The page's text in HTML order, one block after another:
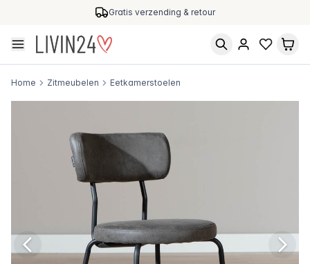
Gratis verzending & retour
Home Zitmeubelen Eetkamerstoelen